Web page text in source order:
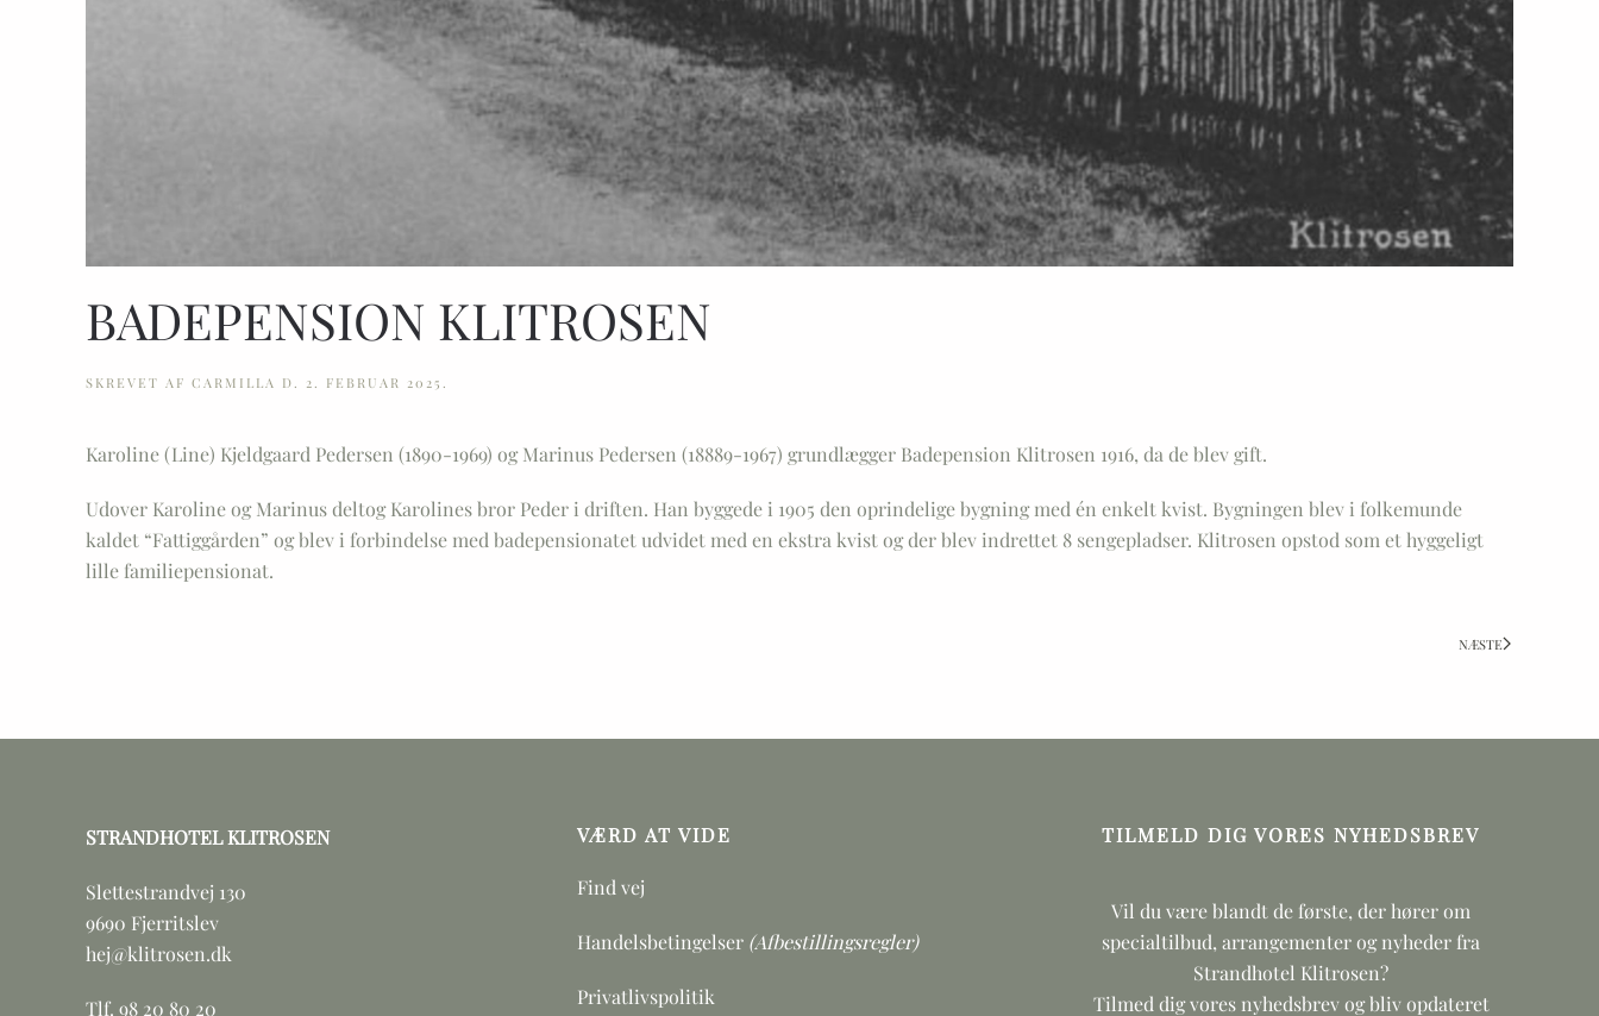
BADEPENSION KLITROSEN
SKREVET AF CARMILLA D. 2. FEBRUAR 2025
Karoline (Line) Kjeldgaard Pedersen (1890-1969) og Marinus Pedersen (18889-1967) grundlægger Badepension Klitrosen 1916, da de blev gift.
Udover Karoline og Marinus deltog Karolines bror Peder i driften. Han byggede i 1905 den oprindelige bygning med én enkelt kvist. Bygningen blev i folkemunde
kaldet “Fattiggården” og blev i forbindelse med badepensionatet udvidet med en ekstra kvist og der blev indrettet 8 sengepladser. Klitrosen opstod som et hyggeligt
lille familiepensionat.
NÆSTE
STRANDHOTEL KLITROSEN
Slettestrandvej 130
9690 Fjerritslev
hej@klitrosen.dk
Tlf. 98 20 80 20
VÆRD AT VIDE
Find vej
Handelsbetingelser (Afbestillingsregler)
Privatlivspolitik
TILMELD DIG VORES NYHEDSBREV
Vil du være blandt de første, der hører om
specialtilbud, arrangementer og nyheder fra
Strandhotel Klitrosen?
Tilmed dig vores nyhedsbrev og bliv opdateret